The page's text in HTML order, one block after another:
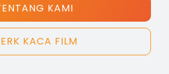
KAMI
KACA FILM